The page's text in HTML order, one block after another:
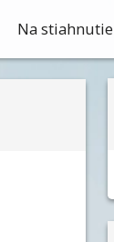
Na stiahnutie